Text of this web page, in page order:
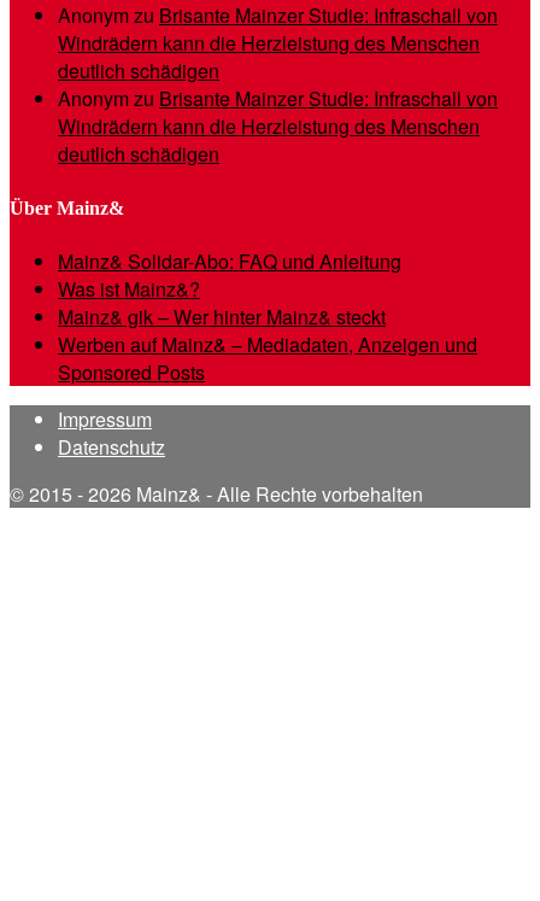
Anonymzu Brisante Mainzer Studie: Infraschall von
Windrädern kann die Herzleistung des Menschen
deutlich schädigen
Anonymzu Brisante Mainzer Studie: Infraschall von
Windrädern kann die Herzleistung des Menschen
deutlich schädigen
Über Mainz&
Mainz& Solidar-Abo: FAQ und Anleitung
Was ist Mainz&?
Mainz& gik – Wer hinter Mainz& steckt
Werben auf Mainz& – Mediadaten, Anzeigen und
Sponsored Posts
Impressum
Datenschutz
© 2015 - 2026 Mainz& - Alle Rechte vorbehalten